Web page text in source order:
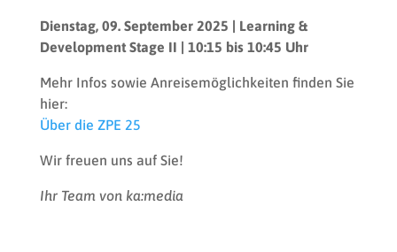
Dienstag, 09. September 2025 | Learning &
Development Stage II | 10:15 bis 10:45 Uhr
Mehr Infos sowie Anreisemöglichkeiten finden Sie
hier:
Über die ZPE 25
Wir freuen uns auf Sie!
Ihr Team von ka:media